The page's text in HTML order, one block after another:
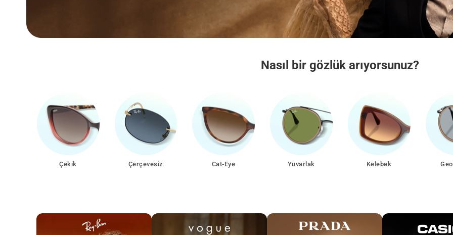
Nasıl bir gözlük arıyorsunuz?
Çerçevesiz Cat-Eye Yuvarlak Kelebek Geometrik